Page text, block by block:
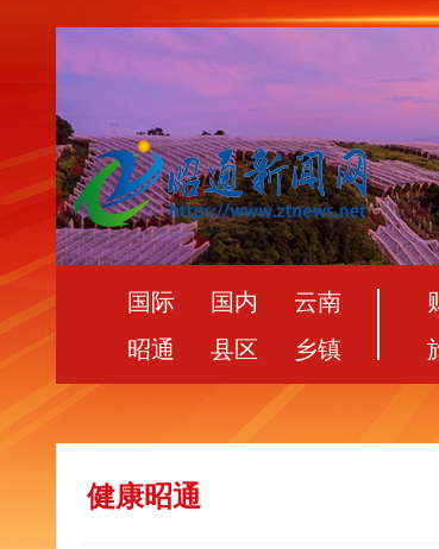
国际 国内
云南
昭通
县区 乡镇
健康昭通